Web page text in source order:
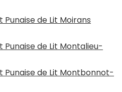
de Lit Moirans
de Lit Montalieu-
de Lit Montbonnot-